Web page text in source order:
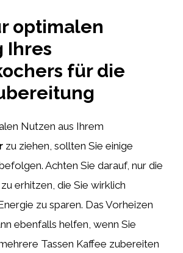
optimalen
Ihres
für die
Nutzen aus Ihrem
zu ziehen, sollten Sie einige
Achten Sie darauf, nur die
erhitzen, die Sie wirklich
zu sparen. Das Vorheizen
ebenfalls helfen, wenn Sie
Tassen Kaffee zubereiten